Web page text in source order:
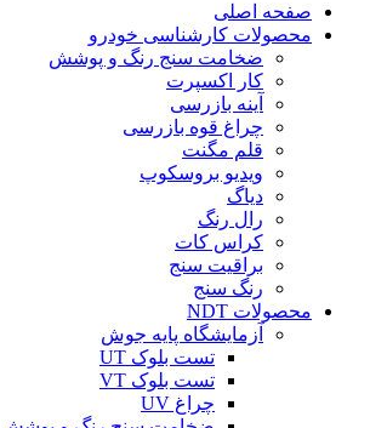
صفحه اصلی
محصولات کارشناسی خودرو
ضخامت سنج رنگ و پوشش
کار اکسپرت
آینه بازرسی
چراغ قوه بازرسی
قلم مگنت
ویدیو بروسکوپ
دیاگ
رال رنگ
کراس کات
براقیت سنج
رنگ سنج
محصولات NDT
آزمایشگاه پایه جوش
تست بلوک UT
تست بلوک VT
چراغ UV